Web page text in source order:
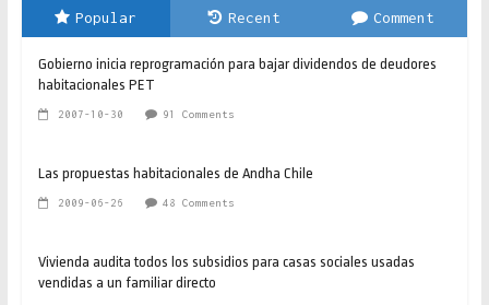
Popular Recent Comment
Gobierno inicia reprogramación para bajar dividendos de deudores
habitacionales PET
2007-10-30 91 Comments
Las propuestas habitacionales de Andha Chile
2009-06-26 48 Comments
Vivienda audita todos los subsidios para casas sociales usadas
vendidas a un familiar directo